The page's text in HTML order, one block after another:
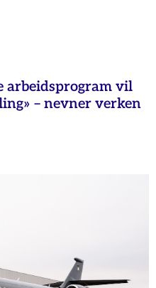
arbeidsprogram vil
– nevner verken